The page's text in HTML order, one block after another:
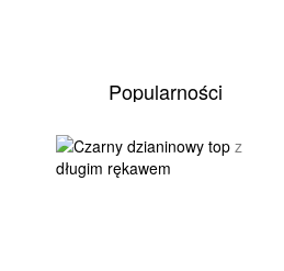
Popularności